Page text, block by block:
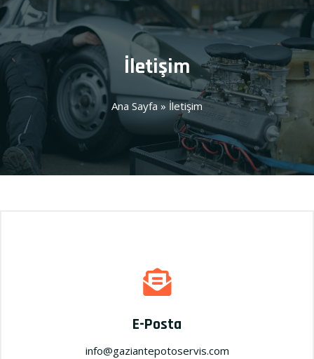
İletişim
Ana Sayfa » İletişim
E-Posta
info@gaziantepotoservis.com